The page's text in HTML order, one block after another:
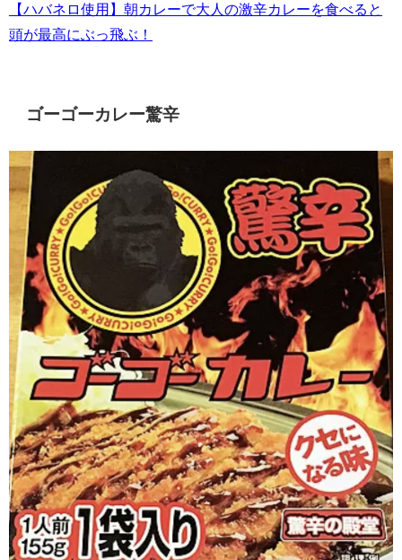
【ハバネロ使用】朝カレーで大人の激辛カレーを食べると
頭が最高にぶっ飛ぶ！
ゴーゴーカレー驚辛